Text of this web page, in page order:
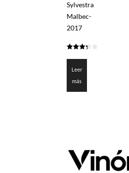
Sylvestra
Malbec-
2017
de 5
Leer
más